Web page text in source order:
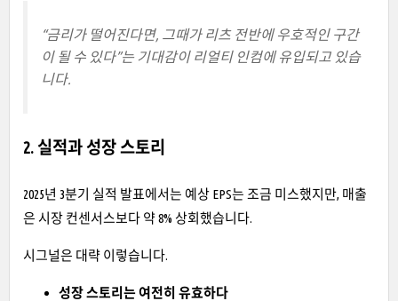
“금리가 떨어진다면, 그때가 리츠 전반에 우호적인 구간
이 될 수 있다”는 기대감이 리얼티 인컴에 유입되고 있습
니다.
2. 실적과 성장 스토리
2025년 3분기 실적 발표에서는 예상 EPS는 조금 미스했지만, 매출
은 시장 컨센서스보다 약 8% 상회했습니다.
시그널은 대략 이렇습니다.
성장 스토리는 여전히 유효하다